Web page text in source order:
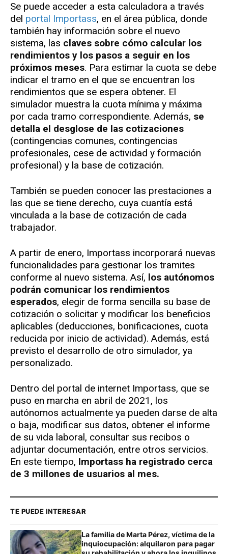
Se puede acceder a esta calculadora a través
del portal Importass, en el área pública, donde
también hay información sobre el nuevo
sistema, las claves sobre cómo calcular los
rendimientos y los pasos a seguir en los
próximos meses. Para estimar la cuota se debe
indicar el tramo en el que se encuentran los
rendimientos que se espera obtener. El
simulador muestra la cuota mínima y máxima
por cada tramo correspondiente. Además, se
detalla el desglose de las cotizaciones
(contingencias comunes, contingencias
profesionales, cese de actividad y formación
profesional) y la base de cotización.
También se pueden conocer las prestaciones a
las que se tiene derecho, cuya cuantía está
vinculada a la base de cotización de cada
trabajador.
A partir de enero, Importass incorporará nuevas
funcionalidades para gestionar los tramites
conforme al nuevo sistema. Así, los autónomos
podrán comunicar los rendimientos
esperados, elegir de forma sencilla su base de
cotización o solicitar y modificar los beneficios
aplicables (deducciones, bonificaciones, cuota
reducida por inicio de actividad). Además, está
previsto el desarrollo de otro simulador, ya
personalizado.
Dentro del portal de internet Importass, que se
puso en marcha en abril de 2021, los
autónomos actualmente ya pueden darse de alta
o baja, modificar sus datos, obtener el informe
de su vida laboral, consultar sus recibos o
adjuntar documentación, entre otros servicios.
En este tiempo, Importass ha registrado cerca
de 3 millones de usuarios al mes.
TE PUEDE INTERESAR
La familia de Marta Pérez, víctima de la
inquiocupación: alquilaron para pagar